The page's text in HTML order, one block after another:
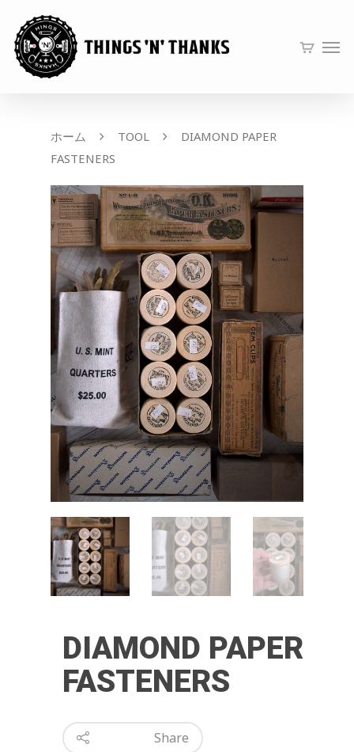
ホーム TOOL
DIAMOND PAPER
FASTENERS
DIAMOND PAPER
FASTENERS
Share